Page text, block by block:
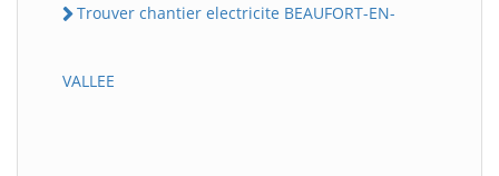
Trouver chantier electricite BEAUFORT-EN-
VALLEE